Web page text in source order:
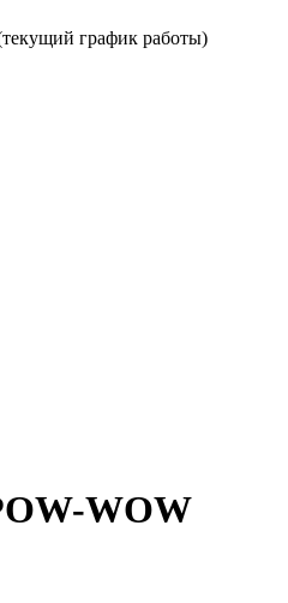
график работы)
WOW